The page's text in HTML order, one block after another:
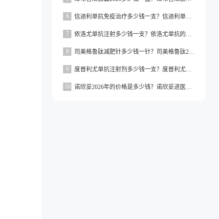
6 信迪利单抗免疫治疗多少钱一支？信迪利单抗免疫治疗的价格约为2843元一支
7 依洛尤单抗注射多少钱一支？依洛尤单抗的价格一般在500元到1000元之间一支
8 司美格鲁肽减肥针多少钱一针？司美格鲁肽2026价格
9 度普利尤单抗注射剂多少钱一支？度普利尤单抗一支价格约为3160元
10 诺欣妥2026年的价格是多少钱？诺欣妥进医保了吗？